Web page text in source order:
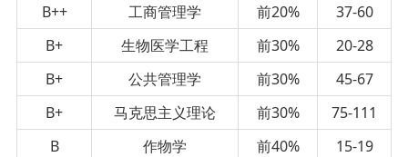
B++
工商管理学 前20%
37-60
B+
生物医学工程 前30%
20-28
B+
公共管理学 前30%
45-67
B+
马克思主义理论 前30%
75-111
B
作物学 前40%
15-19